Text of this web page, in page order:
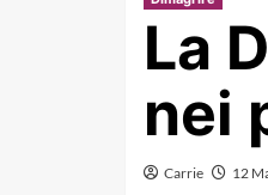
La
nei
Carrie 12